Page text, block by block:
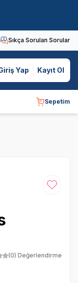
Sıkça Sorulan Sorular
Yap Kayıt Ol
Sepetim
Favoriye
(0) Değerlendirme